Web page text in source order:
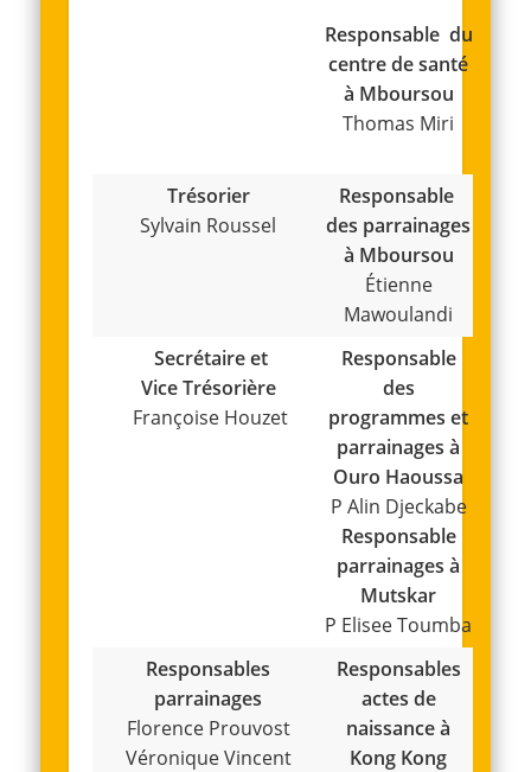
Responsable du
centre de santé
à Mboursou
Thomas Miri
Trésorier
Sylvain Roussel
Responsable
des parrainages
à Mboursou
Étienne
Mawoulandi
Secrétaire et
Vice Trésorière
Françoise Houzet
Responsable
des
programmes et
parrainages à
Ouro Haoussa
P Alin Djeckabe
Responsable
parrainages à
Mutskar
P Elisee Toumba
Responsables
parrainages
Florence Prouvost
Véronique Vincent
Responsables
actes de
naissance à
Kong Kong